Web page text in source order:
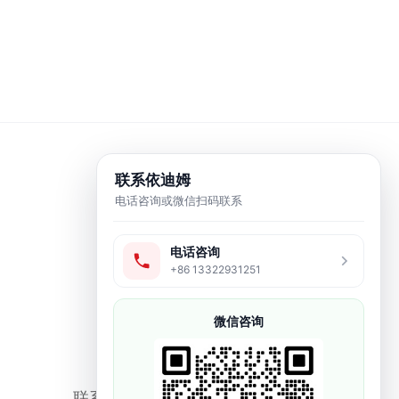
联系依迪姆
电话咨询或微信扫码联系
电话咨询
+86 13322931251
微信咨询